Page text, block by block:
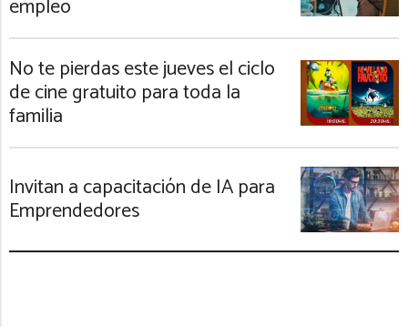
empleo
No te pierdas este jueves el ciclo
de cine gratuito para toda la
familia
Invitan a capacitación de IA para
Emprendedores